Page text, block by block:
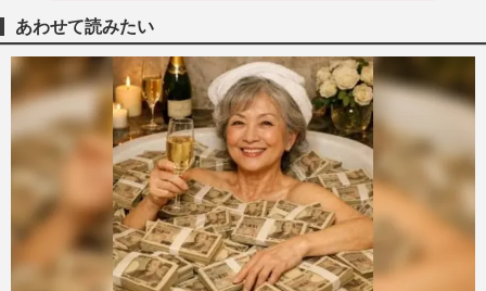
あわせて読みたい